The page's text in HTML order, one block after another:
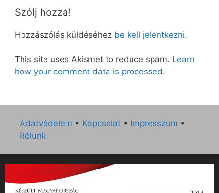
Szólj hozzá!
Hozzászólás küldéséhez be kell jelentkezni.
This site uses Akismet to reduce spam. Learn
how your comment data is processed.
Adatvédelem • Kapcsolat • Impresszum •
Rólunk